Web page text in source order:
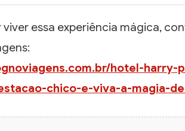
viver essa experiência mágica,
hotel-harry-
chico-e-viva-a-magia-